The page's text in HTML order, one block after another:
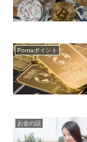
Pontaポイント
お金の話